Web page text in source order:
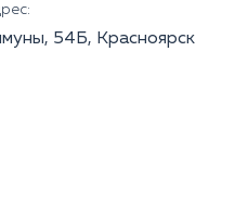
54Б, Красноярск